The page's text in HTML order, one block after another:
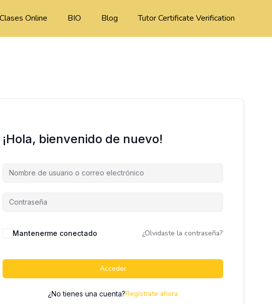
Clases Online BIO Blog Tutor Certificate Verification
¡Hola, bienvenido de nuevo!
Mantenerme conectado ¿Olvidaste la contraseña?
Acceder
¿No tienes una cuenta?Regístrate ahora